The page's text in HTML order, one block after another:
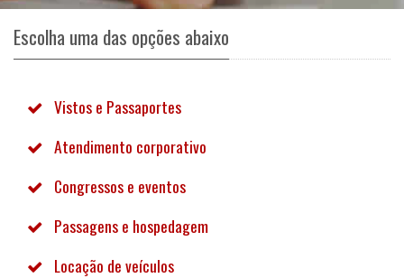
Escolha uma das opções abaixo
Vistos e Passaportes
Atendimento corporativo
Congressos e eventos
Passagens e hospedagem
Locação de veículos